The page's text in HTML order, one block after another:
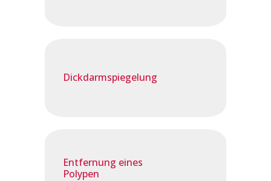
Dickdarmspiegelung
Entfernung eines
Polypen